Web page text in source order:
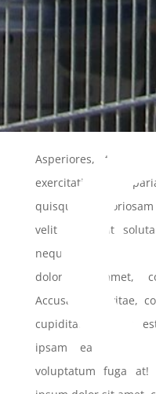
Asperiores,
exercitationem
quisquam
velit deserunt
neque veniam
dolor sit amet,
Accusantium vitae,
cupiditate ratione
ipsam ea quasi
voluptatum fuga at!